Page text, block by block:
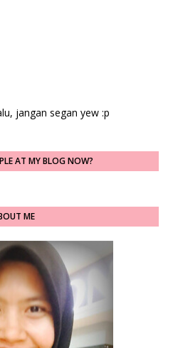
jangan segan yew :p
AT MY BLOG NOW?
ME